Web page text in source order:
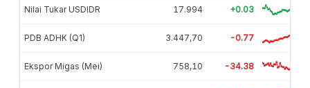
Nilai Tukar USDIDR 17.994 +0.03
PDB ADHK (Q1) 3.447,70 -0.77
Ekspor Migas (Mei) 758,10 -34.38